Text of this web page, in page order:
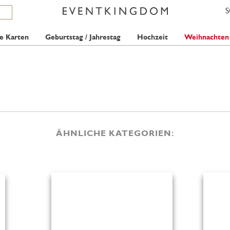
Karten Geburtstag / Jahrestag Hochzeit Weihnachten
ÄHNLICHE KATEGORIEN: